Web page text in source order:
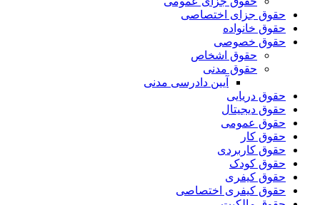
حقوق جزای اختصاصی
حقوق خانواده
حقوق خصوصی
حقوق اشخاص
حقوق مدنی
آیین دادرسی مدنی
حقوق دریایی
حقوق دیجیتال
حقوق عمومی
حقوق کار
حقوق کاربردی
حقوق کودک
حقوق کیفری
حقوق کیفری اختصاصی